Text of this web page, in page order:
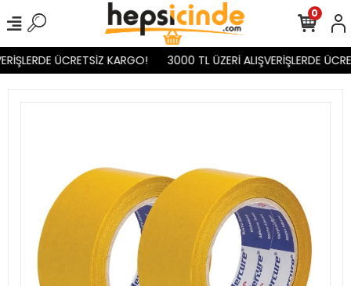
ÜCRETSİZ KARGO! 3000 TL ÜZERİ ALIŞVERİŞLERDE
0